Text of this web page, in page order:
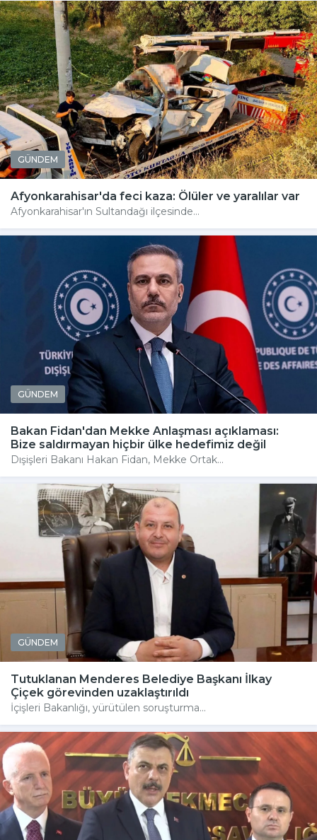
GÜNDEM
Afyonkarahisar'da feci kaza: Ölüler ve yaralılar var
Afyonkarahisar'ın Sultandağı ilçesinde...
GÜNDEM
Bakan Fidan'dan Mekke Anlaşması açıklaması:
Bize saldırmayan hiçbir ülke hedefimiz değil
Dışişleri Bakanı Hakan Fidan, Mekke Ortak...
GÜNDEM
Tutuklanan Menderes Belediye Başkanı İlkay
Çiçek görevinden uzaklaştırıldı
İçişleri Bakanlığı, yürütülen soruşturma...